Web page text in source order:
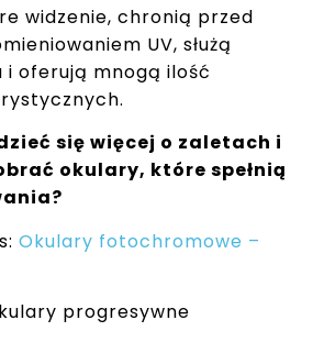
widzenie, chronią przed
UV, służą
i oferują mnogą ilość
się więcej o zaletach i
okulary, które spełnią
Okulary fotochromowe –